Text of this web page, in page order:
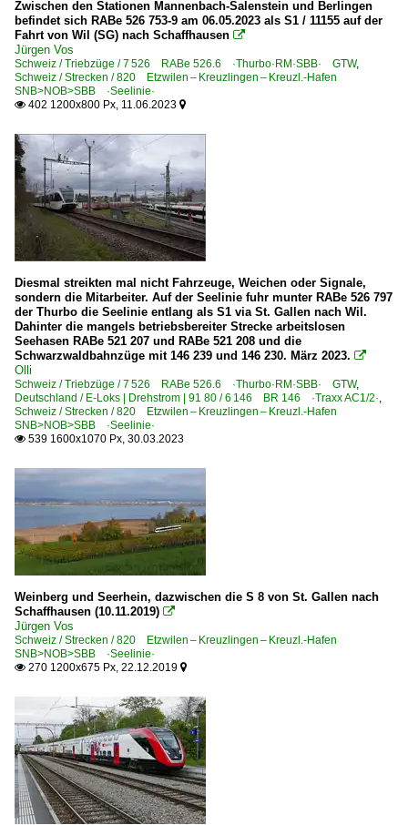
Zwischen den Stationen Mannenbach-Salenstein und Berlingen
befindet sich RABe 526 753-9 am 06.05.2023 als S1 / 11155 auf der
Fahrt von Wil (SG) nach Schaffhausen 
Jürgen Vos
Schweiz / Triebzüge / 7 526 RABe 526.6 ·Thurbo·RM·SBB· GTW,
Schweiz / Strecken / 820 Etzwilen – Kreuzlingen – Kreuzl.-Hafen
SNB>NOB>SBB ·Seelinie·
 402 1200x800 Px, 11.06.2023 
Diesmal streikten mal nicht Fahrzeuge, Weichen oder Signale,
sondern die Mitarbeiter. Auf der Seelinie fuhr munter RABe 526 797
der Thurbo die Seelinie entlang als S1 via St. Gallen nach Wil.
Dahinter die mangels betriebsbereiter Strecke arbeitslosen
Seehasen RABe 521 207 und RABe 521 208 und die
Schwarzwaldbahnzüge mit 146 239 und 146 230. März 2023. 
Olli
Schweiz / Triebzüge / 7 526 RABe 526.6 ·Thurbo·RM·SBB· GTW,
Deutschland / E-Loks | Drehstrom | 91 80 / 6 146 BR 146 ·Traxx AC1/2·,
Schweiz / Strecken / 820 Etzwilen – Kreuzlingen – Kreuzl.-Hafen
SNB>NOB>SBB ·Seelinie·
 539 1600x1070 Px, 30.03.2023
Weinberg und Seerhein, dazwischen die S 8 von St. Gallen nach
Schaffhausen (10.11.2019) 
Jürgen Vos
Schweiz / Strecken / 820 Etzwilen – Kreuzlingen – Kreuzl.-Hafen
SNB>NOB>SBB ·Seelinie·
 270 1200x675 Px, 22.12.2019 